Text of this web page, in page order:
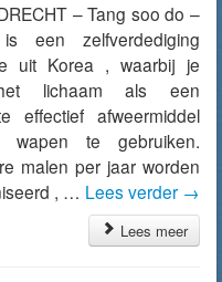
– Tang soo do –
een zelfverdediging
uit Korea , waarbij je
lichaam als een
effectief afweermiddel
te gebruiken.
malen per jaar worden
, … Lees verder →
Lees meer